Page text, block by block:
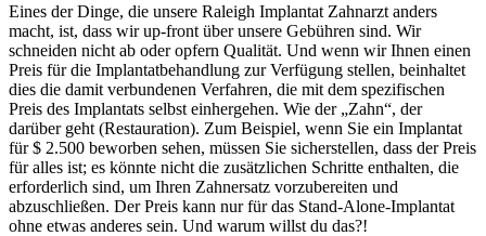
Eines der Dinge, die unsere Raleigh Implantat Zahnarzt anders
macht, ist, dass wir up-front über unsere Gebühren sind. Wir
schneiden nicht ab oder opfern Qualität. Und wenn wir Ihnen einen
Preis für die Implantatbehandlung zur Verfügung stellen, beinhaltet
dies die damit verbundenen Verfahren, die mit dem spezifischen
Preis des Implantats selbst einhergehen. Wie der „Zahn“, der
darüber geht (Restauration). Zum Beispiel, wenn Sie ein Implantat
für $ 2.500 beworben sehen, müssen Sie sicherstellen, dass der Preis
für alles ist; es könnte nicht die zusätzlichen Schritte enthalten, die
erforderlich sind, um Ihren Zahnersatz vorzubereiten und
abzuschließen. Der Preis kann nur für das Stand-Alone-Implantat
ohne etwas anderes sein. Und warum willst du das?!